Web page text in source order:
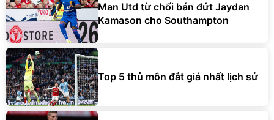
Man Utd từ chối bán đứt Jaydan
Kamason cho Southampton
Top 5 thủ môn đắt giá nhất lịch sử